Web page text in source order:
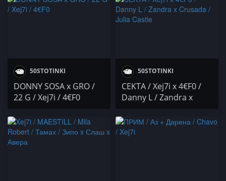
50STOTINKI
DONNY SOSA x GRO /
22 G / Xej7i / 4€F0
50STOTINKI
CEKTA / Xej7i x 4€F0 /
Danny L / Zandra x